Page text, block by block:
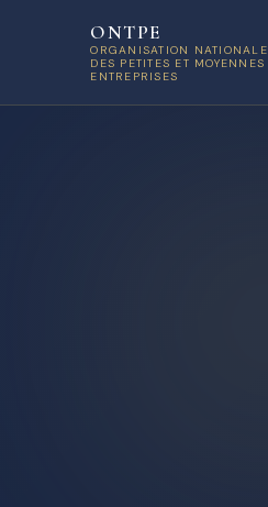
ONTPE
ORGANISATION NATIONALE
DES PETITES ET MOYENNES
ENTREPRISES